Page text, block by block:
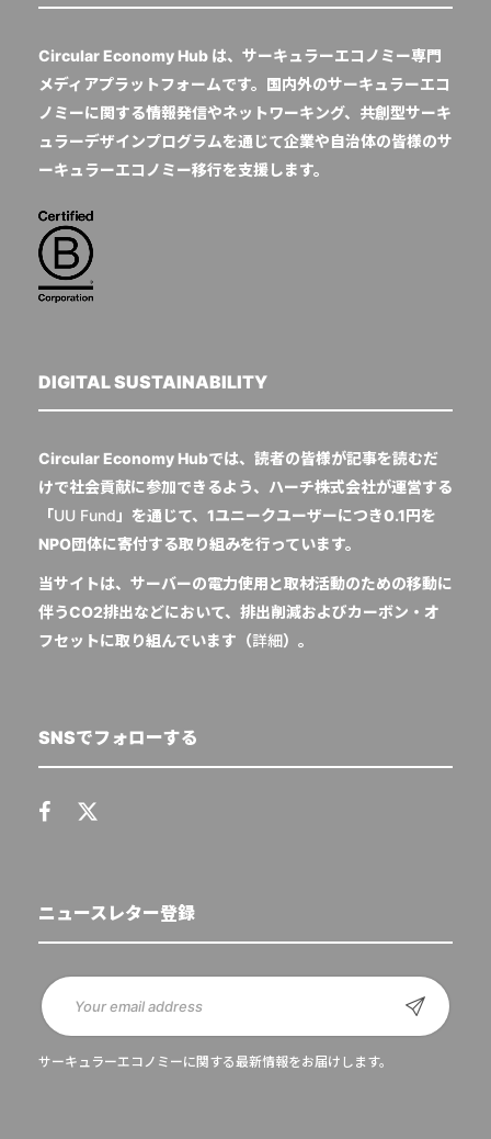
Circular Economy Hub は、サーキュラーエコノミー専門
メディアプラットフォームです。国内外のサーキュラーエコ
ノミーに関する情報発信やネットワーキング、共創型サーキ
ュラーデザインプログラムを通じて企業や自治体の皆様のサ
ーキュラーエコノミー移行を支援します。
DIGITAL SUSTAINABILITY
Circular Economy Hubでは、読者の皆様が記事を読むだ
けで社会貢献に参加できるよう、ハーチ株式会社が運営する
「UU Fund 」を通じて、1ユニークユーザーにつき0.1円を
NPO団体に寄付する取り組みを行っています。
当サイトは、サーバーの電力使用と取材活動のための移動に
伴うCO2排出などにおいて、排出削減およびカーボン・オ
フセットに取り組んでいます（詳細）。
SNSでフォローする
ニュースレター登録
サーキュラーエコノミーに関する最新情報をお届けします。